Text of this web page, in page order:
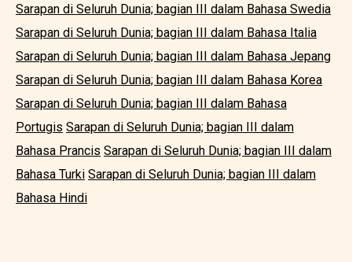
Sarapan di Seluruh Dunia; bagian III dalam Bahasa Swedia
Sarapan di Seluruh Dunia; bagian III dalam Bahasa Italia
Sarapan di Seluruh Dunia; bagian III dalam Bahasa Jepang
Sarapan di Seluruh Dunia; bagian III dalam Bahasa Korea
Sarapan di Seluruh Dunia; bagian III dalam Bahasa
Portugis Sarapan di Seluruh Dunia; bagian III dalam
Bahasa Prancis Sarapan di Seluruh Dunia; bagian III dalam
Bahasa Turki Sarapan di Seluruh Dunia; bagian III dalam
Bahasa Hindi